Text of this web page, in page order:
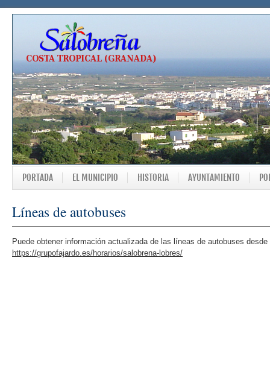
PORTADA EL MUNICIPIO HISTORIA AYUNTAMIENTO
Líneas de autobuses
Puede obtener información actualizada de las líneas de autobuses
https://grupofajardo.es/horarios/salobrena-lobres/